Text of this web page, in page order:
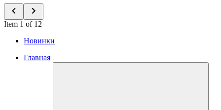
Item 1 of 12
Новинки
Главная